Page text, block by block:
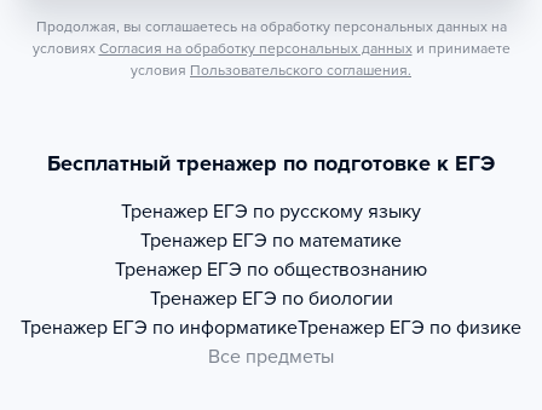
Продолжая, вы соглашаетесь на обработку персональных данных на
условиях Согласия на обработку персональных данных и принимаете
условия Пользовательского соглашения.
Бесплатный тренажер по подготовке к ЕГЭ
Тренажер ЕГЭ по русскому языку
Тренажер ЕГЭ по математике
Тренажер ЕГЭ по обществознанию
Тренажер ЕГЭ по биологии
Тренажер ЕГЭ по информатикеТренажер ЕГЭ по физике
Все предметы